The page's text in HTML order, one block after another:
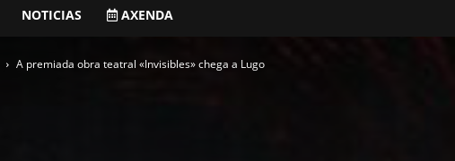
NOTICIAS AXENDA
A premiada obra teatral «Invisibles» chega a Lugo